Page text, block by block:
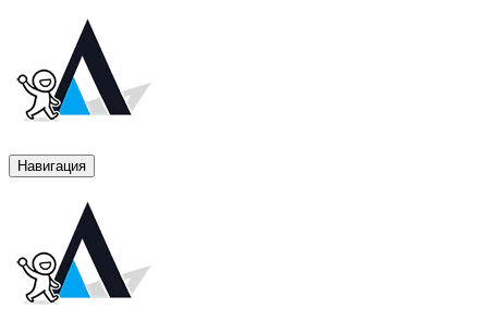
Навигация